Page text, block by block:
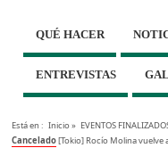
QUÉ HACER
ENTREVISTAS
Está en : Inicio» EVENTOS
Cancelado[Tokio] Rocío Molina vuelve